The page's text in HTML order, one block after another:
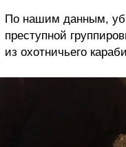
По нашим данным,
преступной
из охотничьего